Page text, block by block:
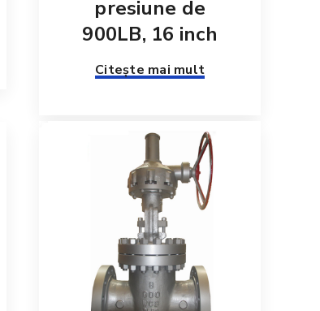
presiune de
900LB, 16 inch
Citește mai mult